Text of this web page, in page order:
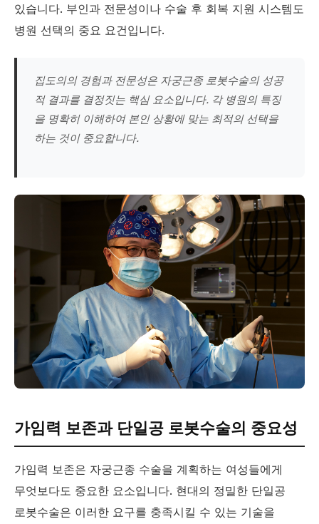
있습니다. 부인과 전문성이나 수술 후 회복 지원 시스템도
병원 선택의 중요 요건입니다.
집도의의 경험과 전문성은 자궁근종 로봇수술의 성공
적 결과를 결정짓는 핵심 요소입니다. 각 병원의 특징
을 명확히 이해하여 본인 상황에 맞는 최적의 선택을
하는 것이 중요합니다.
가임력 보존과 단일공 로봇수술의 중요성
가임력 보존은 자궁근종 수술을 계획하는 여성들에게
무엇보다도 중요한 요소입니다. 현대의 정밀한 단일공
로봇수술은 이러한 요구를 충족시킬 수 있는 기술을